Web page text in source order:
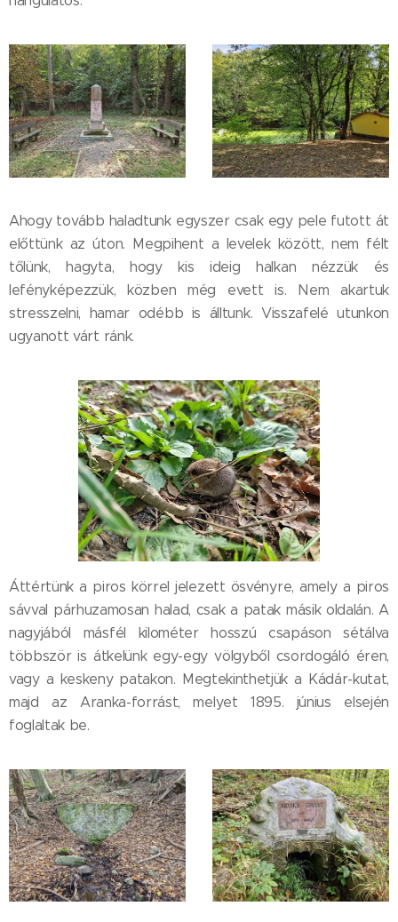
Ahogy tovább haladtunk egyszer csak egy pele futott át
előttünk az úton. Megpihent a levelek között, nem félt
tőlünk, hagyta, hogy kis ideig halkan nézzük és
lefényképezzük, közben még evett is. Nem akartuk
stresszelni, hamar odébb is álltunk. Visszafelé utunkon
ugyanott várt ránk.
Áttértünk a piros körrel jelezett ösvényre, amely a piros
sávval párhuzamosan halad, csak a patak másik oldalán. A
nagyjából másfél kilométer hosszú csapáson sétálva
többször is átkelünk egy-egy völgyből csordogáló éren,
vagy a keskeny patakon. Megtekinthetjük a Kádár-kutat,
majd az Aranka-forrást, melyet 1895. június elsején
foglaltak be.